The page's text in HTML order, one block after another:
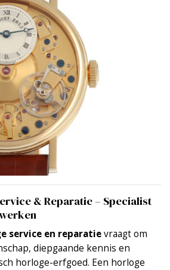
& Reparatie – Specialist
service en reparatievraagt om
diepgaande kennis en
horloge-erfgoed. Een horloge